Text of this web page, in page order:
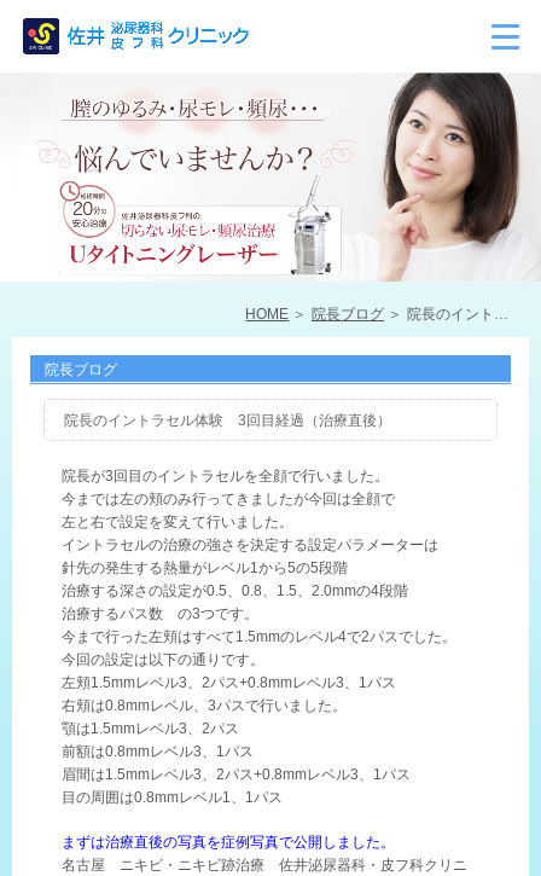
HOME 院長ブログ 院長のイントラセル体験 3回目経過（治療直後）
院長ブログ
院長のイントラセル体験 3回目経過（治療直後）
院長が3回目のイントラセルを全顔で行いました。
今までは左の頬のみ行ってきましたが今回は全顔で
左と右で設定を変えて行いました。
イントラセルの治療の強さを決定する設定パラメーターは
針先の発生する熱量がレベル1から5の5段階
治療する深さの設定が0.5、0.8、1.5、2.0mmの4段階
治療するパス数 の3つです。
今まで行った左頬はすべて1.5mmのレベル4で2パスでした。
今回の設定は以下の通りです。
左頬1.5mmレベル3、2パス+0.8mmレベル3、1パス
右頬は0.8mmレベル、3パスで行いました。
顎は1.5mmレベル3、2パス
前額は0.8mmレベル3、1パス
眉間は1.5mmレベル3、2パス+0.8mmレベル3、1パス
目の周囲は0.8mmレベル1、1パス
まずは治療直後の写真を症例写真で公開しました。
名古屋 ニキビ・ニキビ跡治療 佐井泌尿器科・皮フ科クリニ